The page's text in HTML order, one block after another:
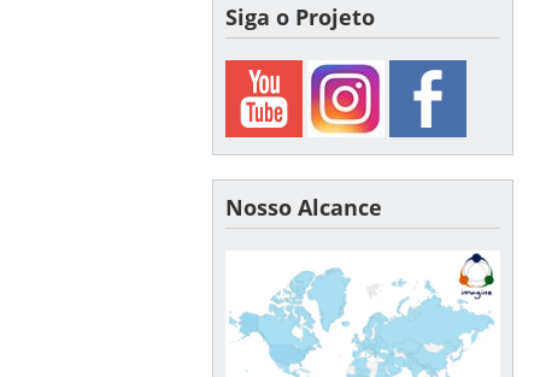
Siga o Projeto
Nosso Alcance